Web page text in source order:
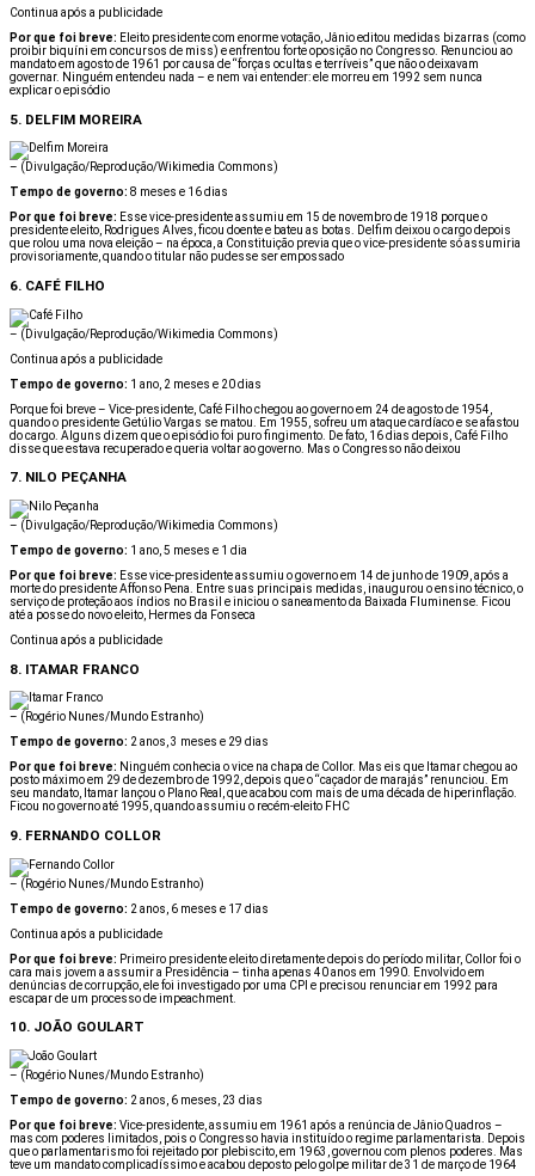
Continua após a publicidade
Por que foi breve: Eleito presidente com enorme votação, Jânio editou medidas bizarras (como
proibir biquíni em concursos de miss) e enfrentou forte oposição no Congresso. Renunciou ao
mandato em agosto de 1961 por causa de “forças ocultas e terríveis” que não o deixavam
governar. Ninguém entendeu nada – e nem vai entender: ele morreu em 1992 sem nunca
explicar o episódio
5. DELFIM MOREIRA
– (Divulgação/Reprodução/Wikimedia Commons)
Tempo de governo: 8 meses e 16 dias
Por que foi breve: Esse vice-presidente assumiu em 15 de novembro de 1918 porque o
presidente eleito, Rodrigues Alves, ficou doente e bateu as botas. Delfim deixou o cargo depois
que rolou uma nova eleição – na época, a Constituição previa que o vice-presidente só assumiria
provisoriamente, quando o titular não pudesse ser empossado
6. CAFÉ FILHO
– (Divulgação/Reprodução/Wikimedia Commons)
Continua após a publicidade
Tempo de governo: 1 ano, 2 meses e 20 dias
Porque foi breve – Vice-presidente, Café Filho chegou ao governo em 24 de agosto de 1954,
quando o presidente Getúlio Vargas se matou. Em 1955, sofreu um ataque cardíaco e se afastou
do cargo. Alguns dizem que o episódio foi puro fingimento. De fato, 16 dias depois, Café Filho
disse que estava recuperado e queria voltar ao governo. Mas o Congresso não deixou
7. NILO PEÇANHA
– (Divulgação/Reprodução/Wikimedia Commons)
Tempo de governo: 1 ano, 5 meses e 1 dia
Por que foi breve: Esse vice-presidente assumiu o governo em 14 de junho de 1909, após a
morte do presidente Affonso Pena. Entre suas principais medidas, inaugurou o ensino técnico, o
serviço de proteção aos índios no Brasil e iniciou o saneamento da Baixada Fluminense. Ficou
até a posse do novo eleito, Hermes da Fonseca
Continua após a publicidade
8. ITAMAR FRANCO
– (Rogério Nunes/Mundo Estranho)
Tempo de governo: 2 anos, 3 meses e 29 dias
Por que foi breve: Ninguém conhecia o vice na chapa de Collor. Mas eis que Itamar chegou ao
posto máximo em 29 de dezembro de 1992, depois que o “caçador de marajás” renunciou. Em
seu mandato, Itamar lançou o Plano Real, que acabou com mais de uma década de hiperinflação.
Ficou no governo até 1995, quando assumiu o recém-eleito FHC
9. FERNANDO COLLOR
– (Rogério Nunes/Mundo Estranho)
Tempo de governo: 2 anos, 6 meses e 17 dias
Continua após a publicidade
Por que foi breve: Primeiro presidente eleito diretamente depois do período militar, Collor foi o
cara mais jovem a assumir a Presidência – tinha apenas 40 anos em 1990. Envolvido em
denúncias de corrupção, ele foi investigado por uma CPI e precisou renunciar em 1992 para
escapar de um processo de impeachment.
10. JOÃO GOULART
– (Rogério Nunes/Mundo Estranho)
Tempo de governo: 2 anos, 6 meses, 23 dias
Por que foi breve: Vice-presidente, assumiu em 1961 após a renúncia de Jânio Quadros –
mas com poderes limitados, pois o Congresso havia instituído o regime parlamentarista. Depois
que o parlamentarismo foi rejeitado por plebiscito, em 1963, governou com plenos poderes. Mas
teve um mandato complicadíssimo e acabou deposto pelo golpe militar de 31 de março de 1964